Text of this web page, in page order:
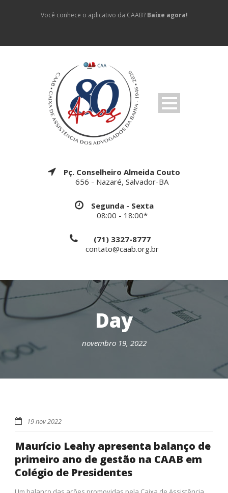
Você conhece o aplicativo da CAAB? Baixe agora!
Pç. Conselheiro Almeida Couto
656 - Nazaré, Salvador-BA
Segunda - Sexta
08:00 - 18:00*
(71) 3327-8777
contato@caab.org.br
Day
novembro 19, 2022
19 nov 2022
Maurício Leahy apresenta balanço de
primeiro ano de gestão na CAAB em
Colégio de Presidentes